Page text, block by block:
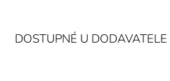
DOSTUPNÉ U DODAVATELE